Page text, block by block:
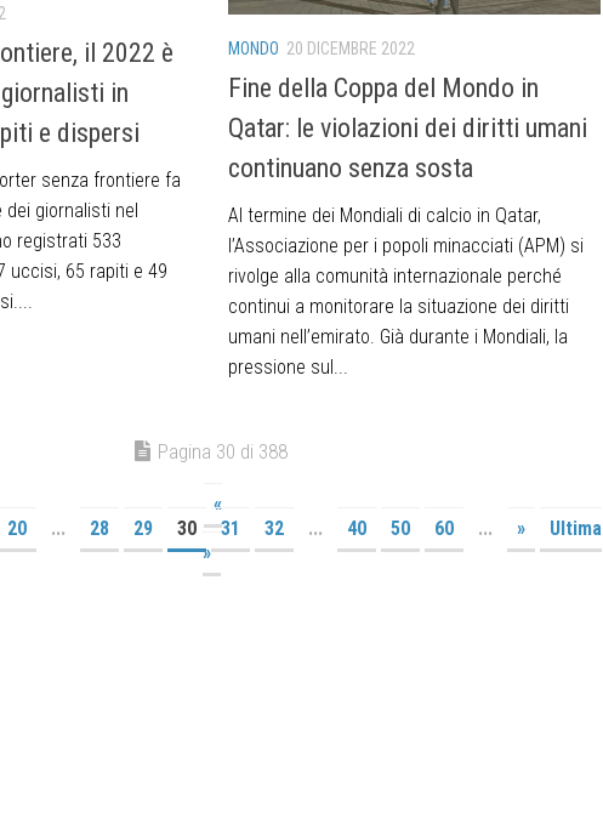
il 2022 è
giornalisti in
e dispersi
senza frontiere fa
giornalisti nel
registrati 533
uccisi, 65 rapiti e 49
MONDO 20 DICEMBRE 2022
Fine della Coppa del Mondo in
Qatar: le violazioni dei diritti umani
continuano senza sosta
Al termine dei Mondiali di calcio in Qatar,
l’Associazione per i popoli minacciati (APM) si
rivolge alla comunità internazionale perché
continui a monitorare la situazione dei diritti
umani nell’emirato. Già durante i Mondiali, la
pressione sul...
Pagina 30 di 388
«
20 ... 28 29 30 31 32 ... 40 50 60 ... »
Ultima
»